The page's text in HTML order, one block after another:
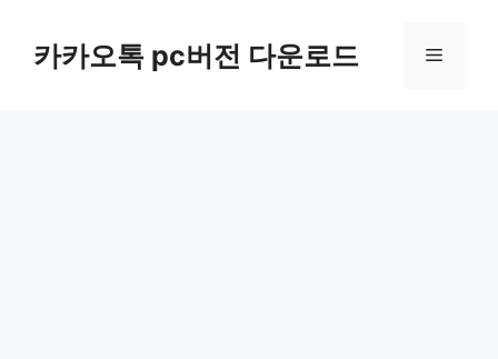
카카오톡 pc버전 다운로드 메